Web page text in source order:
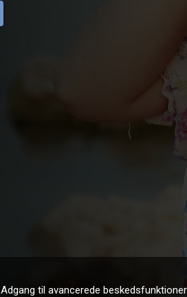
Adgang til avancerede beskedsfunktioner